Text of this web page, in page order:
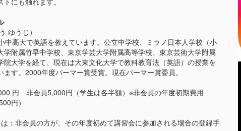
ゆうじ）
中高大で英語を教えています。公立中学校、ミラノ日本人学校（小
学附属竹早中学校、東京学芸大学附属高等学校、東京芸術大学附属
院大学を経て、現在は大東文化大学で教科教育法（英語）の授業を
ます。2000年度パーマー賞受賞。現在パーマー賞委員。
円 非会員5,000円（学生は各半額）※非会員の年度初期費用
円）
は：非会員の方が、その年度初めて講習会に参加される場合の登録手